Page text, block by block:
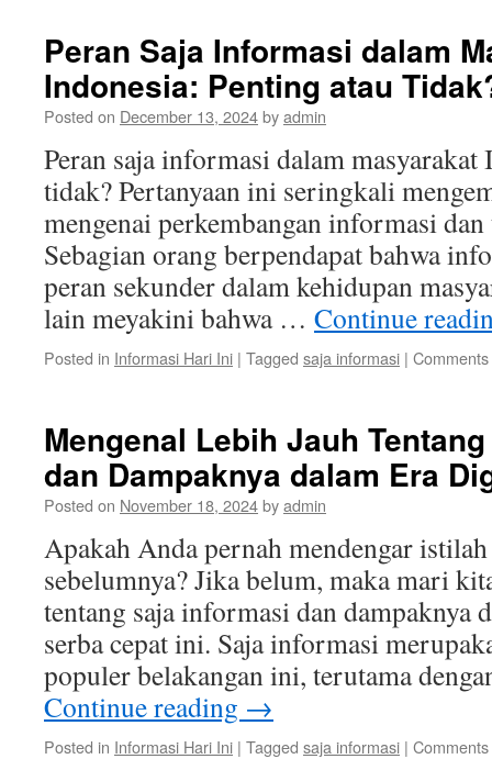
Peran Saja Informasi dalam
Indonesia: Penting atau
Posted on December 13, 2024byadmin
Peran saja informasi dalam
tidak? Pertanyaan ini seringkali
mengenai perkembangan informasi
Sebagian orang berpendapat bahwa
peran sekunder dalam kehidupan
lain meyakini bahwa … Continue
Posted in Informasi Hari Ini | Tagged saja informasi |
Mengenal Lebih Jauh
dan Dampaknya dalam Era
Posted on November 18, 2024byadmin
Apakah Anda pernah mendengar
sebelumnya? Jika belum, maka mari
tentang saja informasi dan dampaknya
serba cepat ini. Saja informasi
populer belakangan ini, terutama
Continue reading →
Posted in Informasi Hari Ini | Tagged saja informasi |